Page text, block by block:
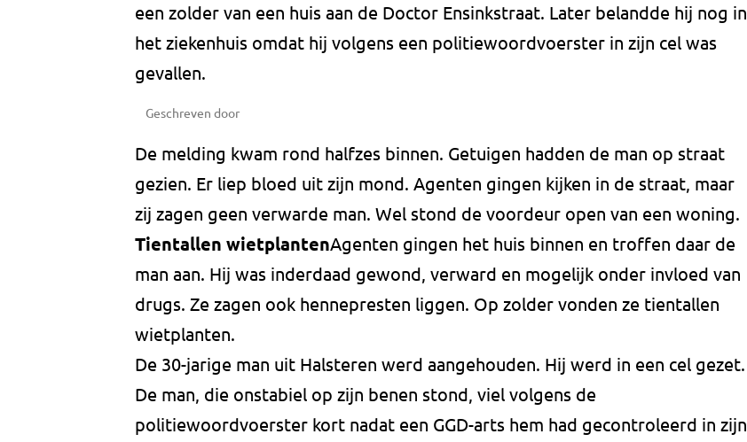
een zolder van een huis aan de Doctor Ensinkstraat. Later belandde hij nog in
het ziekenhuis omdat hij volgens een politiewoordvoerster in zijn cel was
gevallen.
Geschreven door
De melding kwam rond halfzes binnen. Getuigen hadden de man op straat
gezien. Er liep bloed uit zijn mond. Agenten gingen kijken in de straat, maar
zij zagen geen verwarde man. Wel stond de voordeur open van een woning.
Tientallen wietplantenAgenten gingen het huis binnen en troffen daar de
man aan. Hij was inderdaad gewond, verward en mogelijk onder invloed van
drugs. Ze zagen ook hennepresten liggen. Op zolder vonden ze tientallen
wietplanten.
De 30-jarige man uit Halsteren werd aangehouden. Hij werd in een cel gezet.
De man, die onstabiel op zijn benen stond, viel volgens de
politiewoordvoerster kort nadat een GGD-arts hem had gecontroleerd in zijn